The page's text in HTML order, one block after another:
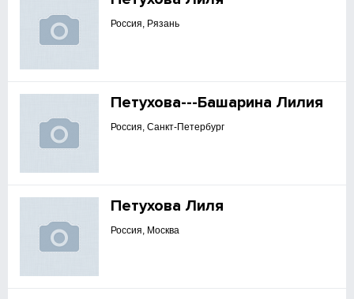
Россия, Рязань
Петухова---Башарина Лилия
Россия, Санкт-Петербург
Петухова Лиля
Россия, Москва